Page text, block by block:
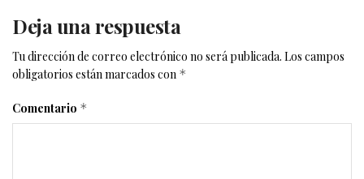
Deja una respuesta
Tu dirección de correo electrónico no será publicada. Los campos
obligatorios están marcados con *
Comentario *